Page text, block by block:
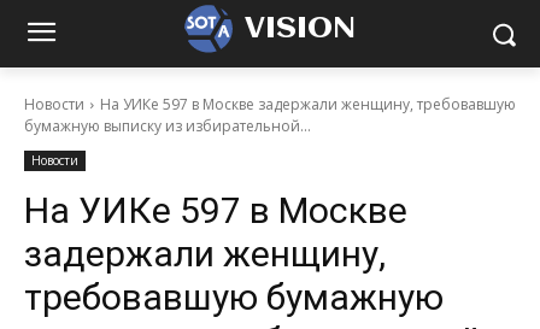
VISION
Новости
На УИКе 597 в Москве задержали женщину, требовавшую
бумажную выписку из избирательной...
Новости
На УИКе 597 в Москве
задержали женщину,
требовавшую бумажную